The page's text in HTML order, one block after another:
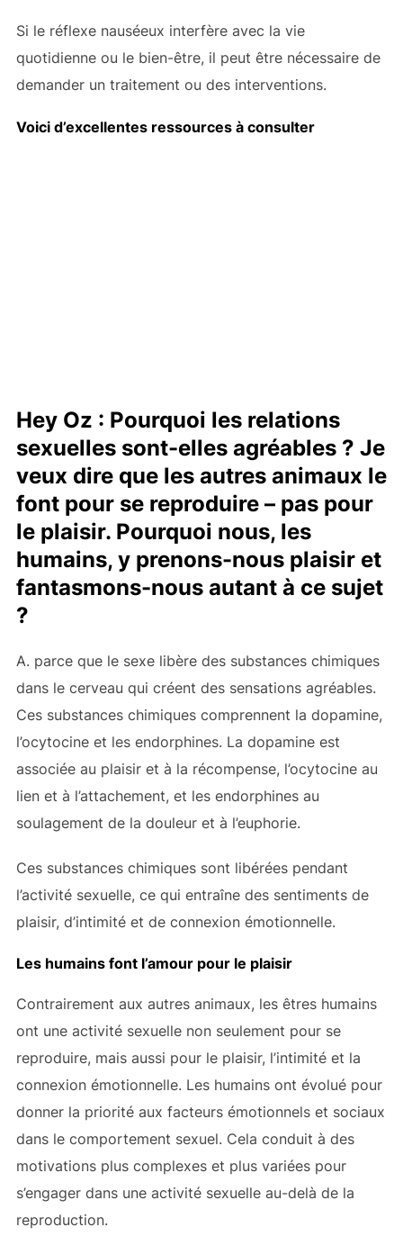
Si le réflexe nauséeux interfère avec la vie
quotidienne ou le bien-être, il peut être nécessaire de
demander un traitement ou des interventions.
Voici d’excellentes ressources à consulter
Hey Oz : Pourquoi les relations
sexuelles sont-elles agréables ? Je
veux dire que les autres animaux le
font pour se reproduire – pas pour
le plaisir. Pourquoi nous, les
humains, y prenons-nous plaisir et
fantasmons-nous autant à ce sujet
?
A. parce que le sexe libère des substances chimiques
dans le cerveau qui créent des sensations agréables.
Ces substances chimiques comprennent la dopamine,
l’ocytocine et les endorphines. La dopamine est
associée au plaisir et à la récompense, l’ocytocine au
lien et à l’attachement, et les endorphines au
soulagement de la douleur et à l’euphorie.
Ces substances chimiques sont libérées pendant
l’activité sexuelle, ce qui entraîne des sentiments de
plaisir, d’intimité et de connexion émotionnelle.
Les humains font l’amour pour le plaisir
Contrairement aux autres animaux, les êtres humains
ont une activité sexuelle non seulement pour se
reproduire, mais aussi pour le plaisir, l’intimité et la
connexion émotionnelle. Les humains ont évolué pour
donner la priorité aux facteurs émotionnels et sociaux
dans le comportement sexuel. Cela conduit à des
motivations plus complexes et plus variées pour
s’engager dans une activité sexuelle au-delà de la
reproduction.